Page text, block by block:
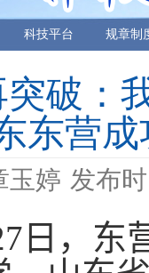
科技平台 规章制
破：
东营
玉婷 发布
日，东